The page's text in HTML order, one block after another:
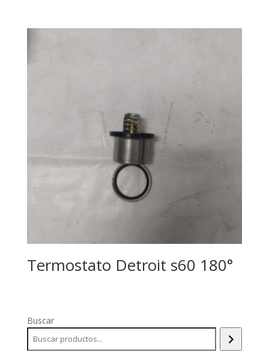
Termostato Detroit s60 180°
Buscar